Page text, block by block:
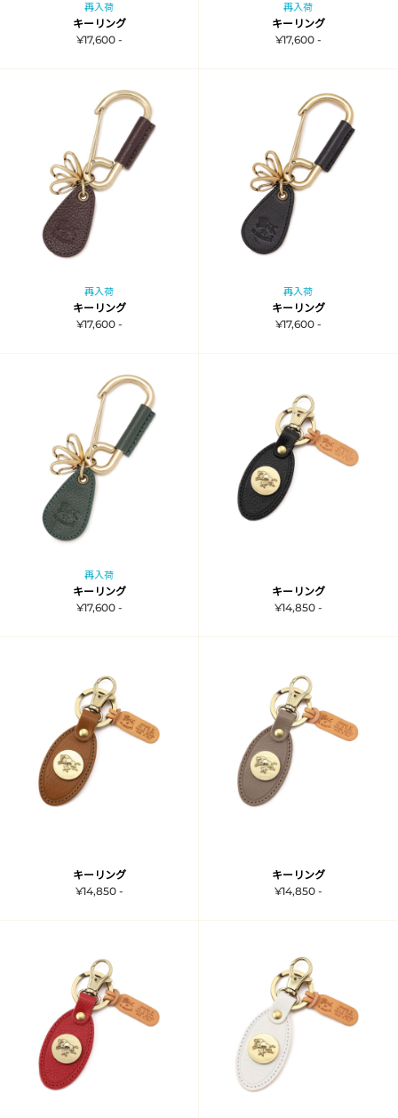
再入荷
キーリング
¥17,600 -
再入荷
キーリング
¥17,600 -
再入荷
キーリング
¥17,600 -
再入荷
キーリング
¥17,600 -
再入荷
キーリング
¥17,600 -
キーリング
¥14,850 -
キーリング
¥14,850 -
キーリング
¥14,850 -